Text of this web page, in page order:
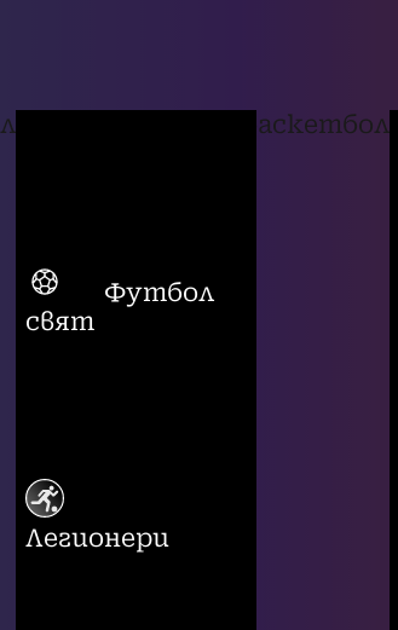
Футбол
свят
Легионери
баскетбол